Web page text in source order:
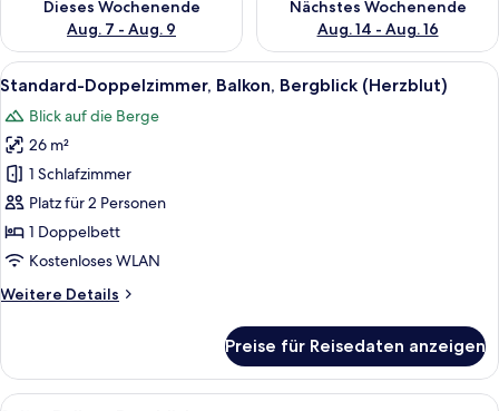
Dieses Wochenende
Aug. 7 - Aug. 9
Nächstes Wochenende
Aug. 14 - Aug. 16
Alle
Fotos
für
Standard-
Doppelzimmer,
Balkon,
Bergblick
(Herzblut)
Ein Hotelzimmer mit Holzboden,
5
Standard-Doppelzimmer, Balkon, Bergblick (Herzblut)
Blick auf die Berge
26 m²
1 Schlafzimmer
Platz für 2 Personen
1 Doppelbett
Kostenloses WLAN
Weitere Details
Weitere
Doppelzimmer,
Balkon,
Preise für Reisedaten anzeigen
Alle
Ein Schlafzimmer mit